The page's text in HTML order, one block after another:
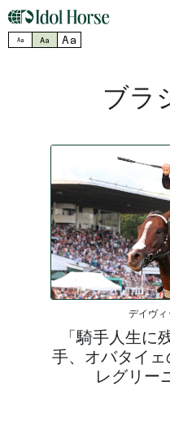
Aa Aa Aa
ブラ
デイヴィ
「騎手人生に
手、オバタイ
レグリー